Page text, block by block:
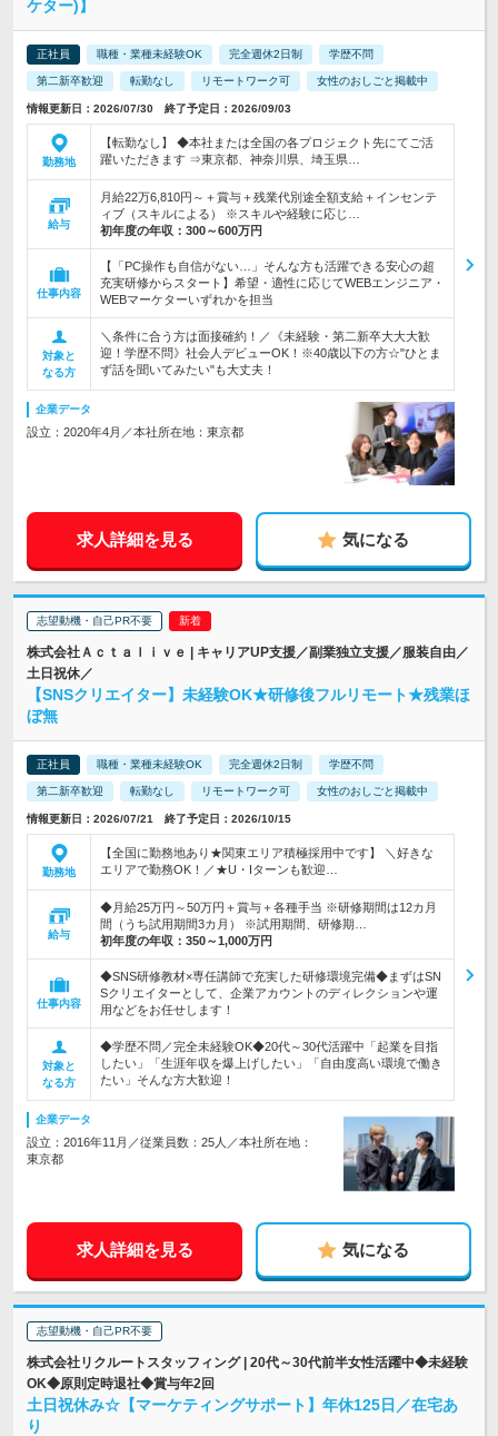
ケター)】
正社員 職種・業種未経験OK 完全週休2日制 学歴不問
第二新卒歓迎 転勤なし リモートワーク可 女性のおしごと掲載中
情報更新日：2026/07/30 終了予定日：2026/09/03
勤務地
【転勤なし】 ◆本社または全国の各プロジェクト先にてご活
躍いただきます ⇒東京都、神奈川県、埼玉県…
給与
月給22万6,810円～＋賞与＋残業代別途全額支給＋インセンテ
ィブ（スキルによる） ※スキルや経験に応じ…
初年度の年収： 300～600万円
仕事内容
【「PC操作も自信がない…」そんな方も活躍できる安心の超
充実研修からスタート】希望・適性に応じてWEBエンジニア・
WEBマーケターいずれかを担当
対象と
なる方
＼条件に合う方は面接確約！／《未経験・第二新卒大大大歓
迎！学歴不問》社会人デビューOK！※40歳以下の方☆"ひとま
ず話を聞いてみたい"も大丈夫！
企業データ
設立：2020年4月／本社所在地：東京都
求人詳細を見る 気になる
志望動機・自己PR不要
株式会社Ａｃｔａｌｉｖｅ | キャリアUP支援／副業独立支援／服装自由／
土日祝休／
【SNSクリエイター】未経験OK★研修後フルリモート★残業ほ
ぼ無
正社員 職種・業種未経験OK 完全週休2日制 学歴不問
第二新卒歓迎 転勤なし リモートワーク可 女性のおしごと掲載中
情報更新日：2026/07/21 終了予定日：2026/10/15
勤務地
【全国に勤務地あり★関東エリア積極採用中です】 ＼好きな
エリアで勤務OK！／★U・Iターンも歓迎…
給与
◆月給25万円～50万円＋賞与＋各種手当 ※研修期間は12カ月
間（うち試用期間3カ月） ※試用期間、研修期…
初年度の年収： 350～1,000万円
仕事内容
◆SNS研修教材×専任講師で充実した研修環境完備◆まずはSN
Sクリエイターとして、企業アカウントのディレクションや運
用などをお任せします！
対象と
なる方
◆学歴不問／完全未経験OK◆20代～30代活躍中「起業を目指
したい」「生涯年収を爆上げしたい」「自由度高い環境で働き
たい」そんな方大歓迎！
企業データ
設立：2016年11月／従業員数：25人／本社所在地：
東京都
求人詳細を見る 気になる
志望動機・自己PR不要
株式会社リクルートスタッフィング | 20代～30代前半女性活躍中◆未経験
OK◆原則定時退社◆賞与年2回
土日祝休み☆【マーケティングサポート】年休125日／在宅あ
り